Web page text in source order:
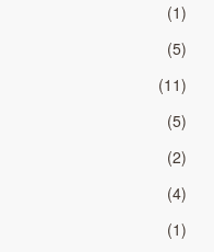
(1)
(5)
(11)
(5)
(2)
(4)
(1)